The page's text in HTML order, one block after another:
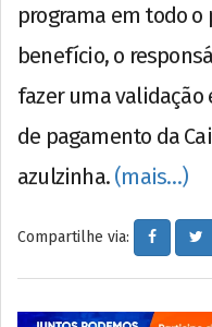
programa em todo o
benefício, o
fazer uma
de pagamento da
azulzinha. (mais…)
Compartilhe via: